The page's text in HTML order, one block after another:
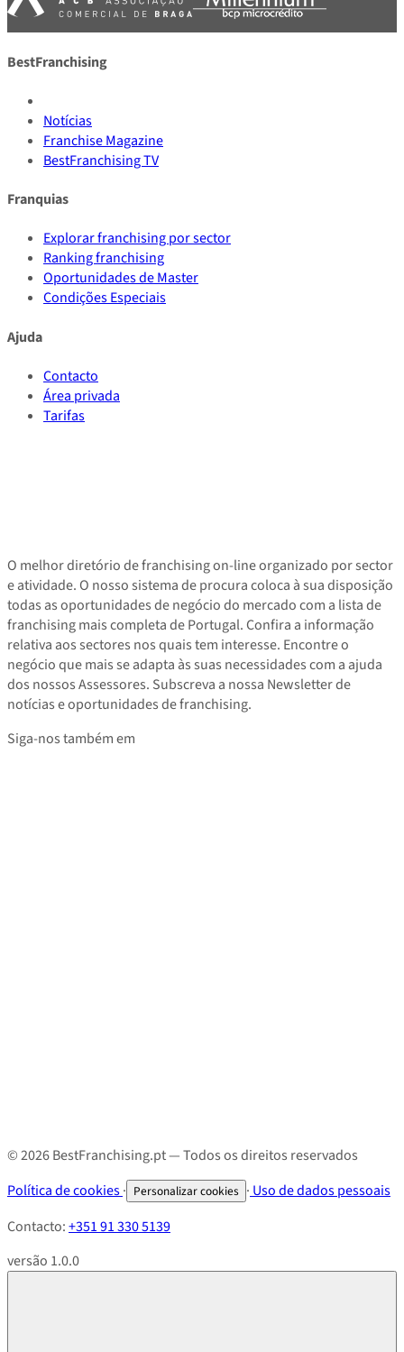
BestFranchising
Notícias
Franchise Magazine
BestFranchising TV
Franquias
Explorar franchising por sector
Ranking franchising
Oportunidades de Master
Condições Especiais
Ajuda
Contacto
Área privada
Tarifas
O melhor diretório de franchising on-line organizado por sector
e atividade. O nosso sistema de procura coloca à sua disposição
todas as oportunidades de negócio do mercado com a lista de
franchising mais completa de Portugal. Confira a informação
relativa aos sectores nos quais tem interesse. Encontre o
negócio que mais se adapta às suas necessidades com a ajuda
dos nossos Assessores. Subscreva a nossa Newsletter de
notícias e oportunidades de franchising.
Siga-nos também em
© 2026 BestFranchising.pt — Todos os direitos reservados
Política de cookies· Personalizar cookies · Uso de dados pessoais
Contacto:+351 91 330 5139
versão 1.0.0